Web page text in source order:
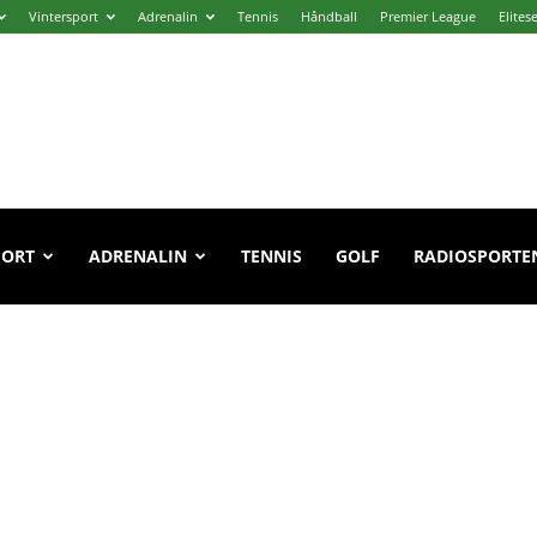
Vintersport Adrenalin Tennis Håndball Premier League
ADRENALIN TENNIS GOLF